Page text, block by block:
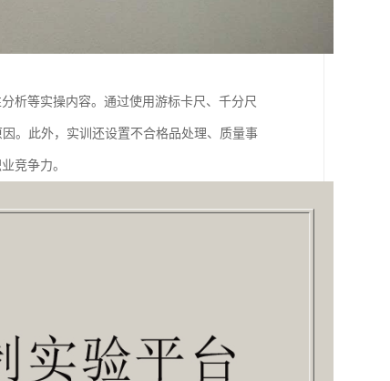
析等实操内容。通过使用游标卡尺、千分尺
。此外，实训还设置不合格品处理、质量事
竞争力。​